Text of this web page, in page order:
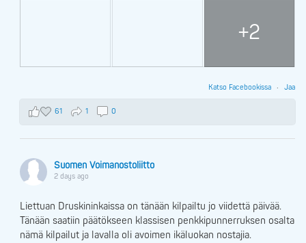
+2
Katso Facebookissa · Jaa
61 1 0
Suomen Voimanostoliitto
2 days ago
Liettuan Druskininkaissa on tänään kilpailtu jo viidettä päivää.
Tänään saatiin päätökseen klassisen penkkipunnerruksen osalta
nämä kilpailut ja lavalla oli avoimen ikäluokan nostajia.